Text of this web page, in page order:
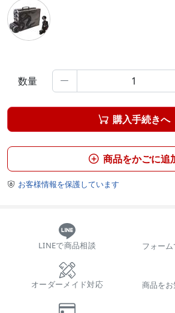
数量 
 購入手続きへ
 商品をかごに追
 お客様情報を保護しています
LINEで商品相談 フォー
オーダーメイド対応 商品を